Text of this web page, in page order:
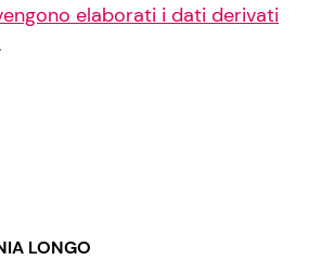
elaborati i dati derivati
LONGO